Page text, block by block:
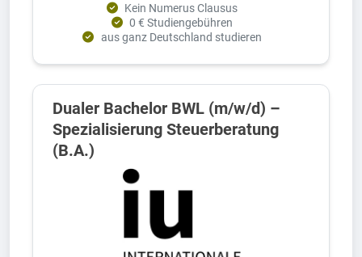
Kein Numerus Clausus
0 € Studiengebühren
aus ganz Deutschland studieren
Dualer Bachelor BWL (m/w/d) –
Spezialisierung Steuerberatung
(B.A.)